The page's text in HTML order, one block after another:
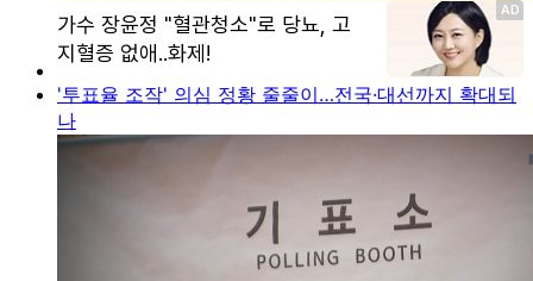
'투표율 조작' 의심 정황 줄줄이…전국·대선까지 확대되
나